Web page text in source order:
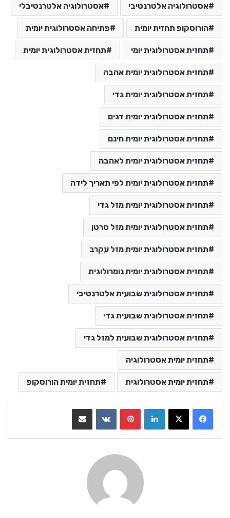
אסטרולוגיה אלטרנטיבי אסטרולוגיה אלטרנטיבלי
הורוסקופ תחזית יומית פתיחה אסטרולוגית יומית
תחזית אסטרולוגית יומי תחזית אסטרולוגית יומית
תחזית אסטרולוגית יומית אהבה
תחזית אסטרולוגית יומית גדי
תחזית אסטרולוגית יומית דגים
תחזית אסטרולוגית יומית חינם
תחזית אסטרולוגית יומית לאהבה
תחזית אסטרולוגית יומית לפי תאריך לידה
תחזית אסטרולוגית יומית מזל גדי
תחזית אסטרולוגית יומית מזל סרטן
תחזית אסטרולוגית יומית מזל עקרב
תחזית אסטרולוגית יומית נומרולוגית
תחזית אסטרולוגית שבועית אלטרנטיבי
תחזית אסטרולוגית שבועית גדי
תחזית אסטרולוגית שבועית למזל גדי
תחזית יומית אסטרולוגיה
תחזית יומית אסטרולוגית תחזית יומית הורוסקופ
LinkedIn
VKontakte